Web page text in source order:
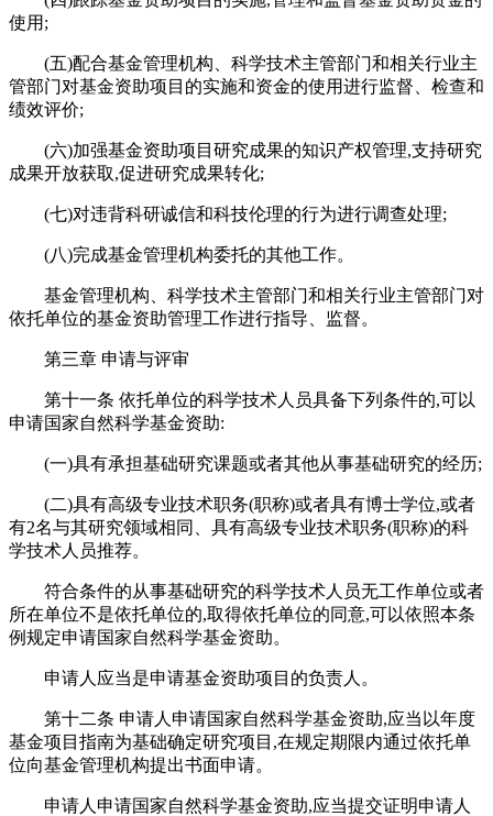
使用;
(五)配合基金管理机构、科学技术主管部门和相关行业主
管部门对基金资助项目的实施和资金的使用进行监督、检查和
绩效评价;
(六)加强基金资助项目研究成果的知识产权管理,支持研究
成果开放获取,促进研究成果转化;
(七)对违背科研诚信和科技伦理的行为进行调查处理;
(八)完成基金管理机构委托的其他工作。
基金管理机构、科学技术主管部门和相关行业主管部门对
依托单位的基金资助管理工作进行指导、监督。
第三章 申请与评审
第十一条 依托单位的科学技术人员具备下列条件的,可以
申请国家自然科学基金资助:
(一)具有承担基础研究课题或者其他从事基础研究的经历;
(二)具有高级专业技术职务(职称)或者具有博士学位,或者
有2名与其研究领域相同、具有高级专业技术职务(职称)的科
学技术人员推荐。
符合条件的从事基础研究的科学技术人员无工作单位或者
所在单位不是依托单位的,取得依托单位的同意,可以依照本条
例规定申请国家自然科学基金资助。
申请人应当是申请基金资助项目的负责人。
第十二条 申请人申请国家自然科学基金资助,应当以年度
基金项目指南为基础确定研究项目,在规定期限内通过依托单
位向基金管理机构提出书面申请。
申请人申请国家自然科学基金资助,应当提交证明申请人